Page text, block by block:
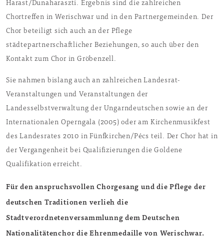
Harast/Dunaharaszti. Ergebnis sind die zahlreichen
Chortreffen in Werischwar und in den Partnergemeinden. Der
Chor beteiligt sich auch an der Pflege
städtepartnerschaftlicher Beziehungen, so auch über den
Kontakt zum Chor in Gröbenzell.
Sie nahmen bislang auch an zahlreichen Landesrat-
Veranstaltungen und Veranstaltungen der
Landesselbstverwaltung der Ungarndeutschen sowie an der
Internationalen Operngala (2005) oder am Kirchenmusikfest
des Landesrates 2010 in Fünfkirchen/Pécs teil. Der Chor hat in
der Vergangenheit bei Qualifizierungen die Goldene
Qualifikation erreicht.
Für den anspruchsvollen Chorgesang und die Pflege der
deutschen Traditionen verlieh die
Stadtverordnetenversammlunng dem Deutschen
Nationalitätenchor die Ehrenmedaille von Werischwar.